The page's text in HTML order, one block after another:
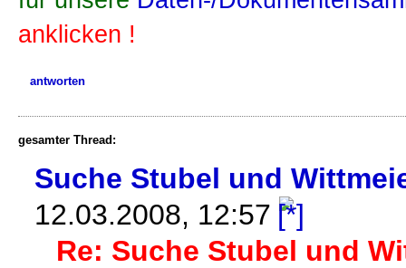
anklicken !
antworten
gesamter Thread:
Suche Stubel und
12.03.2008, 12:57
Re: Suche Stubel und